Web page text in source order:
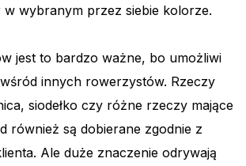
wybranym przez siebie kolorze.
jest to bardzo ważne, bo umożliwi
innych rowerzystów. Rzeczy
siodełko czy różne rzeczy mające
również są dobierane zgodnie z
Ale duże znaczenie odrywają